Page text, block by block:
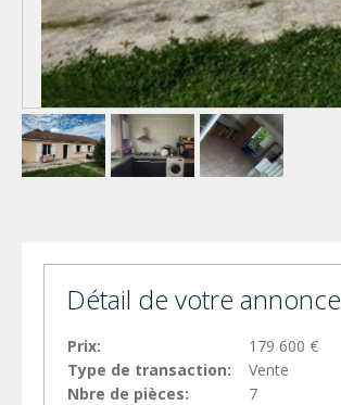
Détail de votre annonce
Prix:
179 600 €
Type de transaction:
Vente
Nbre de pièces:
7